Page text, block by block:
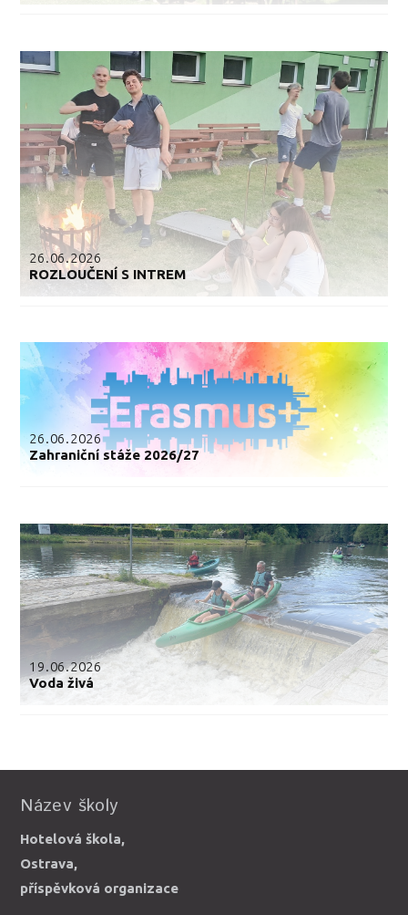
26.06.2026
ROZLOUČENÍ S INTREM
26.06.2026
Zahraniční stáže 2026/27
19.06.2026
Voda živá
Název školy
Hotelová škola,
Ostrava,
příspěvková organizace